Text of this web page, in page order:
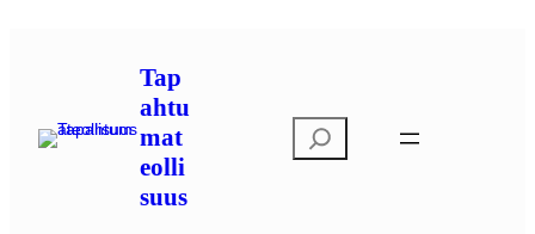
Tap
ahtu
mat
eolli
suus
t